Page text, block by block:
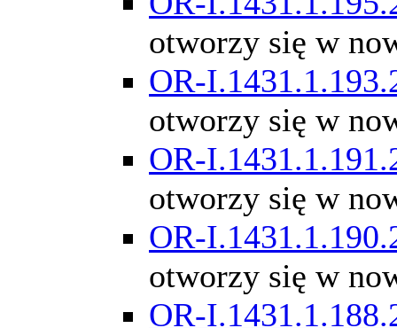
otworzy się w
OR-
otworzy się w
OR-
otworzy się w
OR-
otworzy się w
OR-